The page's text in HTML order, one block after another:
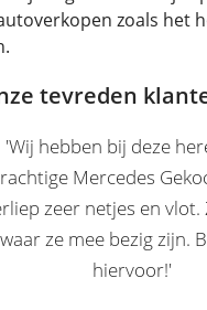
zoals het
tevreden
'Wij hebben bij deze
Mercedes
zeer netjes en vlot.
waar ze mee bezig zijn.
hiervoor!'